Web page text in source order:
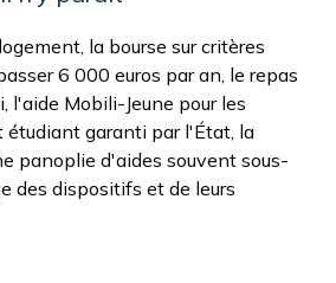
la bourse sur critères
6 000 euros par an, le repas
l'aide Mobili-Jeune pour les
garanti par l'État, la
panoplie d'aides souvent sous-
des dispositifs et de leurs